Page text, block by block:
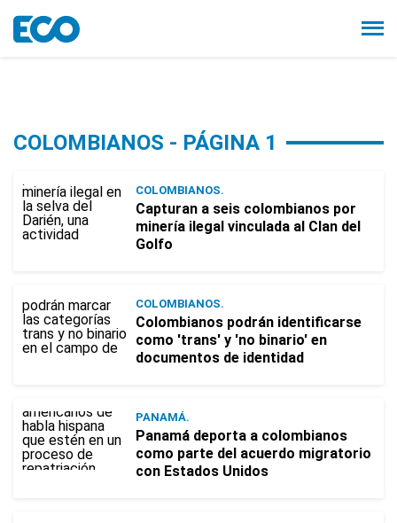
COLOMBIANOS - PÁGINA 1
COLOMBIANOS.
Capturan a seis colombianos por
minería ilegal vinculada al Clan del
Golfo
COLOMBIANOS.
Colombianos podrán identificarse
como 'trans' y 'no binario' en
documentos de identidad
PANAMÁ.
Panamá deporta a colombianos
como parte del acuerdo migratorio
con Estados Unidos